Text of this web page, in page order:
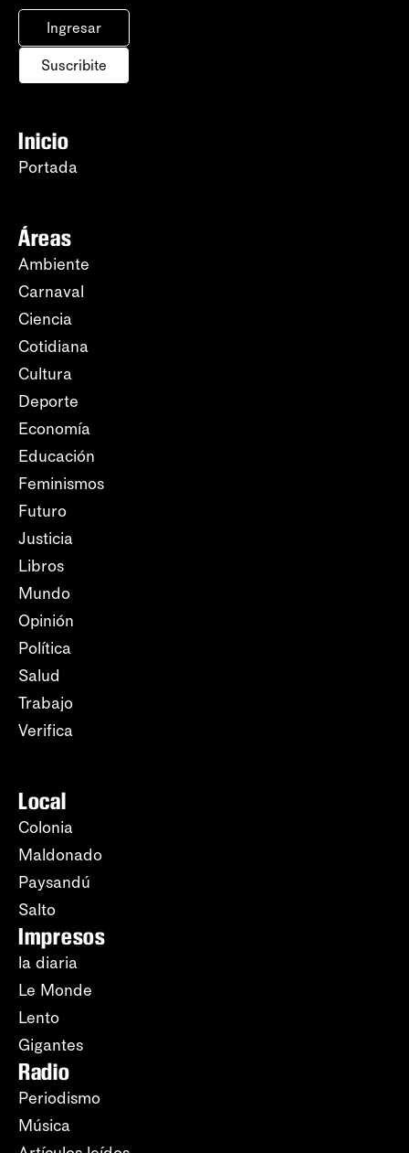
Ingresar
Suscribite
Inicio
Portada
Áreas
Ambiente
Carnaval
Ciencia
Cotidiana
Cultura
Deporte
Economía
Educación
Feminismos
Futuro
Justicia
Libros
Mundo
Opinión
Política
Salud
Trabajo
Verifica
Local
Colonia
Maldonado
Paysandú
Salto
Impresos
la diaria
Le Monde
Lento
Gigantes
Radio
Periodismo
Música